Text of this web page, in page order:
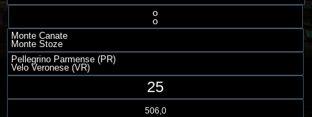
o
o
Monte Canate
Monte Stoze
Pellegrino Parmense (PR)
Velo Veronese (VR)
25
506,0